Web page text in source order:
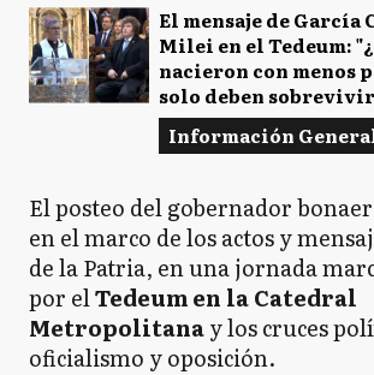
El mensaje de García
Milei en el Tedeum:
nacieron con menos
solo deben
Información
El posteo del gobernador
en el marco de los actos y
de la Patria, en una jornada
por elTedeum en la Catedral
Metropolitanay los cruces
oficialismo y oposición.